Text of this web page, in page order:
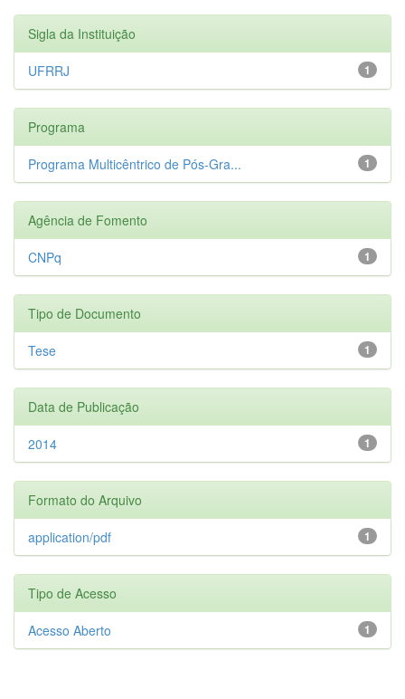
Sigla da Instituição
1
UFRRJ
Programa
1
Programa Multicêntrico de Pós-Gra...
Agência de Fomento
1
CNPq
Tipo de Documento
1
Tese
Data de Publicação
1
2014
Formato do Arquivo
1
application/pdf
Tipo de Acesso
1
Acesso Aberto